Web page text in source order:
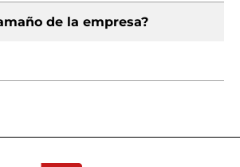
de la empresa?